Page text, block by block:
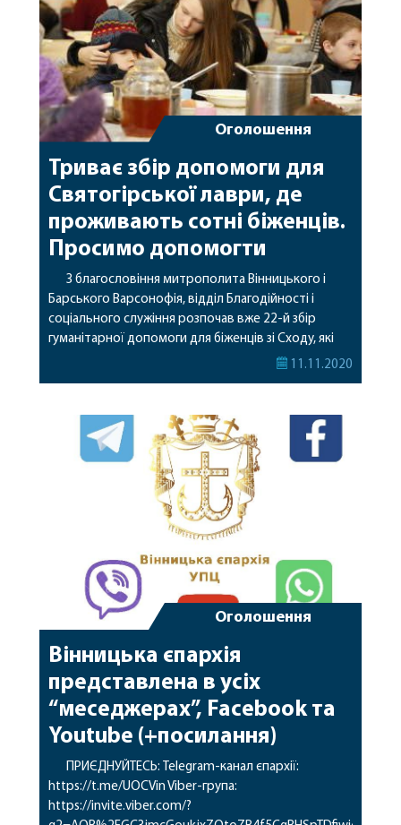
Оголошення
Триває збір допомоги для
Святогірської лаври, де
проживають сотні біженців.
Просимо допомогти
З благословіння митрополита Вінницького і
Барського Варсонофія, відділ Благодійності і
соціального служіння розпочав вже 22-й збір
гуманітарної допомоги для біженців зі Сходу, які
знайшли свій притулок уСвятогірській лаврі.
вами, починаючи з грудня 2014 р. і по цей час
зібрали близько 360 тон […]
11.11.2020
Оголошення
Вінницька єпархія
представлена в усіх
“меседжерах”, Facebook та
Youtube (+посилання)
ПРИЄДНУЙТЕСЬ: Telegram-канал єпархії:
https://t.me/UOCVin Viber-група:
https://invite.viber.com/?